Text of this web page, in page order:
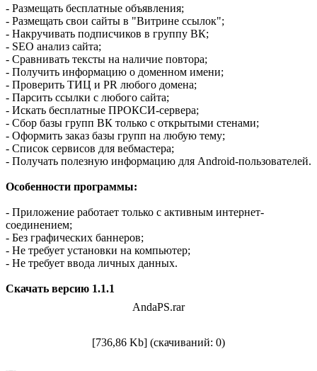
- Размещать бесплатные объявления;
- Размещать свои сайты в "Витрине ссылок";
- Накручивать подписчиков в группу ВК;
- SEO анализ сайта;
- Сравнивать тексты на наличие повтора;
- Получить информацию о доменном имени;
- Проверить ТИЦ и PR любого домена;
- Парсить ссылки с любого сайта;
- Искать бесплатные ПРОКСИ-сервера;
- Сбор базы групп ВК только с открытыми стенами;
- Оформить заказ базы групп на любую тему;
- Список сервисов для вебмастера;
- Получать полезную информацию для Android-пользователей.
Особенности программы:
- Приложение работает только с активным интернет-
соединением;
- Без графических баннеров;
- Не требует установки на компьютер;
- Не требует ввода личных данных.
Скачать версию 1.1.1
AndaPS.rar
[736,86 Kb] (cкачиваний: 0)